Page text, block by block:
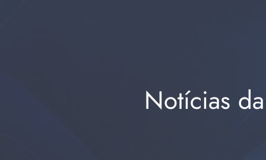
Notícias